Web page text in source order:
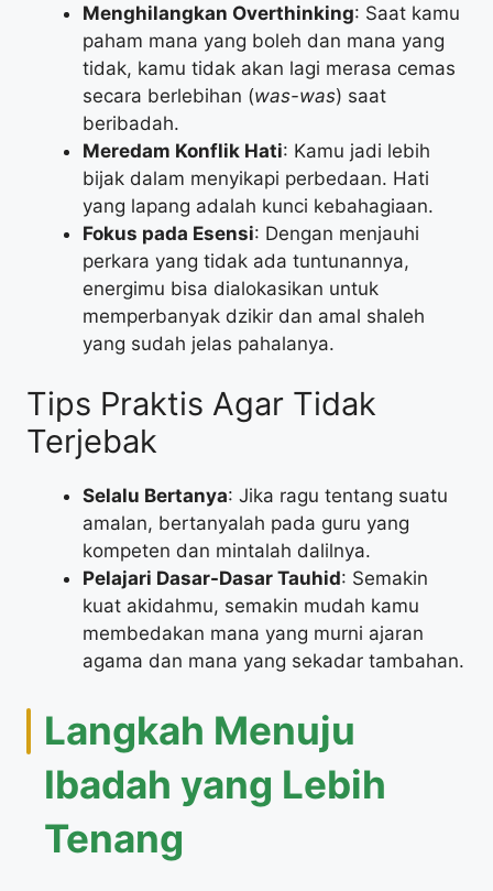
Menghilangkan Overthinking: Saat kamu
paham mana yang boleh dan mana yang
tidak, kamu tidak akan lagi merasa cemas
secara berlebihan (was-was) saat
beribadah.
Meredam Konflik Hati: Kamu jadi lebih
bijak dalam menyikapi perbedaan. Hati
yang lapang adalah kunci kebahagiaan.
Fokus pada Esensi: Dengan menjauhi
perkara yang tidak ada tuntunannya,
energimu bisa dialokasikan untuk
memperbanyak dzikir dan amal shaleh
yang sudah jelas pahalanya.
Tips Praktis Agar Tidak
Terjebak
Selalu Bertanya: Jika ragu tentang suatu
amalan, bertanyalah pada guru yang
kompeten dan mintalah dalilnya.
Pelajari Dasar-Dasar Tauhid: Semakin
kuat akidahmu, semakin mudah kamu
membedakan mana yang murni ajaran
agama dan mana yang sekadar tambahan.
Langkah Menuju
Ibadah yang Lebih
Tenang